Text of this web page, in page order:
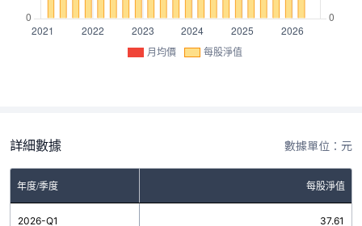
月均價 每股淨值
詳細數據 數據單位：元
年度/季度 每股淨值
2026-Q1 37.61